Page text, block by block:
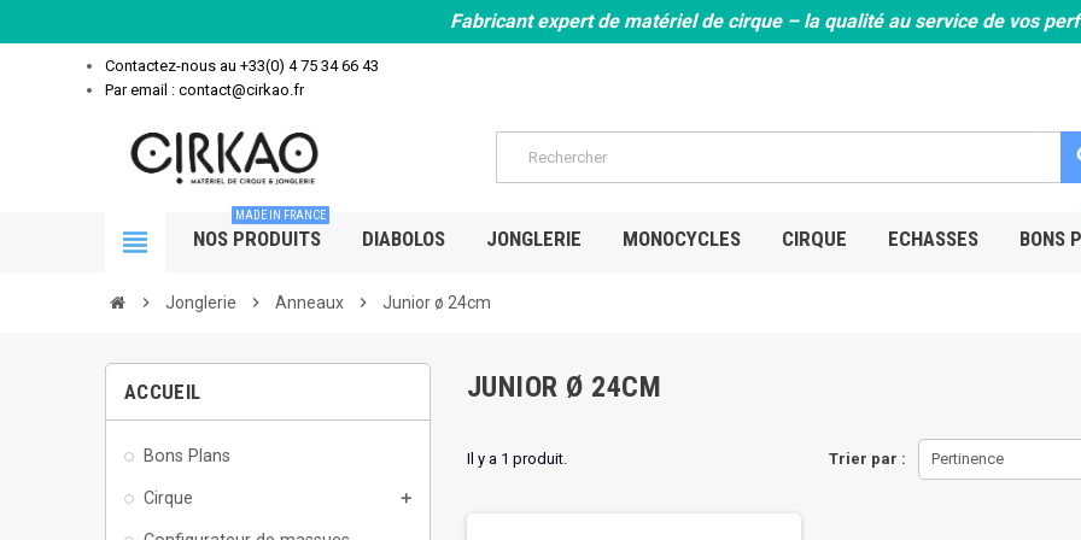
Fabricant expert de matériel de cirque – la qualité au service de vos
Contactez-nous au +33(0) 4 75 34 66 43
Par email : contact@cirkao.fr
view_headline NOS PRODUITS
MADE IN FRANCE
DIABOLOS JONGLERIE MONOCYCLES CIRQUE ECHASSES BONS
chevron_right Jonglerie chevron_right Anneaux chevron_right Junior ø 24cm
ACCUEIL
Bons Plans
Cirque add
JUNIOR Ø 24CM
Trier par : Pertinence
Il y a 1 produit.